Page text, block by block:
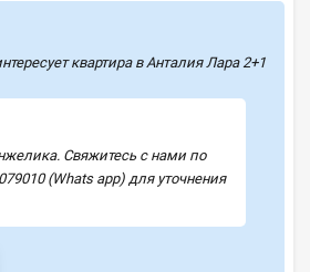
квартира в Анталия Лара 2+1
Свяжитесь с нами по
(Whats app) для уточнения